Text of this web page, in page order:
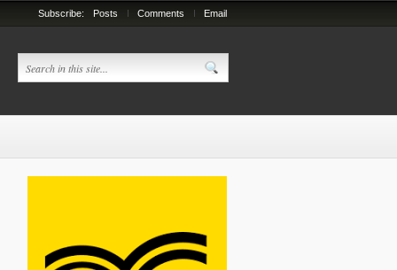
Subscribe: Posts Comments Email